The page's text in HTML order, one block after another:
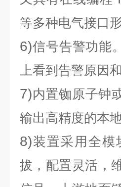
等多种电气接口
6)信号告警功能
上看到告警原因
7)内置铷原子钟
输出高精度的本
8)装置采用全模
拔，配置灵活，